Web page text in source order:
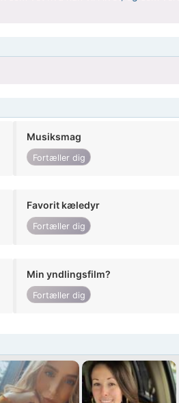
Musiksmag
Fortæller dig
Favorit kæledyr
Fortæller dig
Min yndlingsfilm?
Fortæller dig